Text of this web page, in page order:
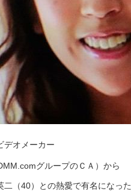
デオメーカー
グループのＣＡ）から
二（40）との熱愛で有名になった